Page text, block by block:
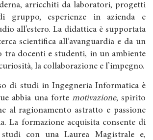
arricchiti da laboratori, progetti
gruppo, esperienze in azienda e
all’estero. La didattica è supportata
scientifica all’avanguardia e da un
docenti e studenti, in un ambiente
la collaborazione e l’impegno.
di studi in Ingegneria Informatica è
abbia una forte motivazione, spirito
al ragionamento astratto e passione
La formazione acquisita consente di
con una Laurea Magistrale e,